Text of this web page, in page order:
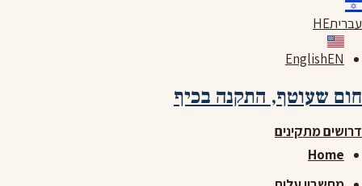
דלג
לתוכן
עבריתHE
EnglishEN
חום שעוטף, התקנה בכיף
דרושים מתקינים
Home